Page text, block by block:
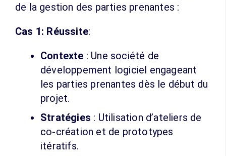
de la gestion des parties prenantes :
Cas 1: Réussite:
Contexte : Une société de
développement logiciel engageant
les parties prenantes dès le début du
projet.
Stratégies : Utilisation d’ateliers de
co-création et de prototypes
itératifs.